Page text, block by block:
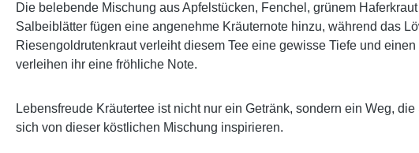
Die belebende Mischung aus Apfelstücken, Fenchel, grünem
Salbeiblätter fügen eine angenehme Kräuternote hinzu, während das
Riesengoldrutenkraut verleiht diesem Tee eine gewisse Tiefe und
verleihen ihr eine fröhliche Note.
Lebensfreude Kräutertee ist nicht nur ein Getränk, sondern ein Weg,
sich von dieser köstlichen Mischung inspirieren.